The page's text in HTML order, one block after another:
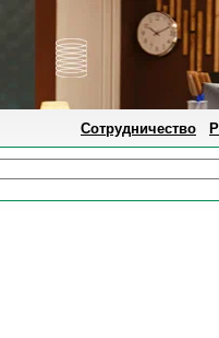
Сотрудничество